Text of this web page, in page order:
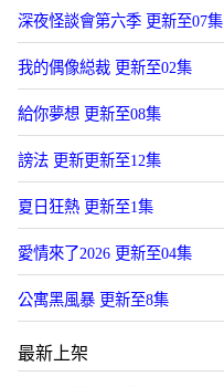
深夜怪談會第六季 更新至07集
我的偶像縂裁 更新至02集
給你夢想 更新至08集
謗法 更新更新至12集
夏日狂熱 更新至1集
愛情來了2026 更新至04集
公寓黑風暴 更新至8集
最新上架